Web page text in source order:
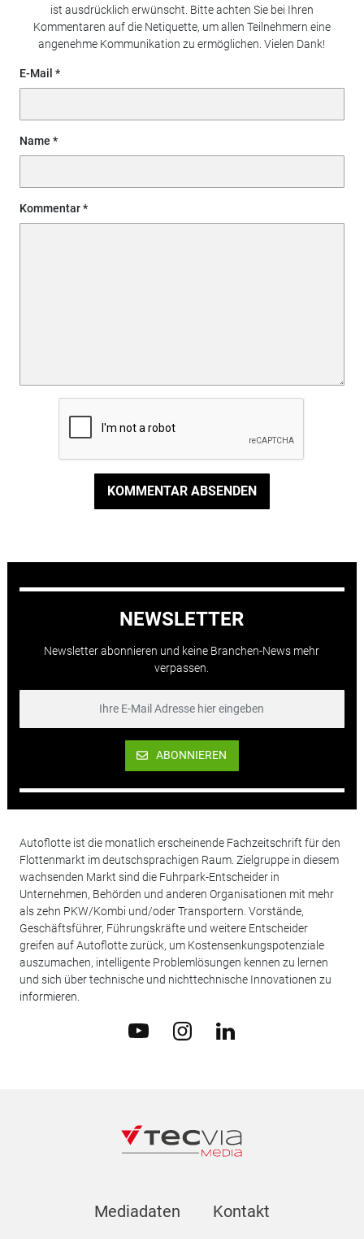
ist ausdrücklich erwünscht. Bitte achten Sie bei Ihren
Kommentaren auf die Netiquette, um allen Teilnehmern eine
angenehme Kommunikation zu ermöglichen. Vielen Dank!
E-Mail
Name
Kommentar
KOMMENTAR ABSENDEN
NEWSLETTER
Newsletter abonnieren und keine Branchen-News mehr
verpassen.
ABONNIEREN
Autoflotte ist die monatlich erscheinende Fachzeitschrift für den
Flottenmarkt im deutschsprachigen Raum. Zielgruppe in diesem
wachsenden Markt sind die Fuhrpark-Entscheider in
Unternehmen, Behörden und anderen Organisationen mit mehr
als zehn PKW/Kombi und/oder Transportern. Vorstände,
Geschäftsführer, Führungskräfte und weitere Entscheider
greifen auf Autoflotte zurück, um Kostensenkungspotenziale
auszumachen, intelligente Problemlösungen kennen zu lernen
und sich über technische und nichttechnische Innovationen zu
informieren.
Mediadaten Kontakt